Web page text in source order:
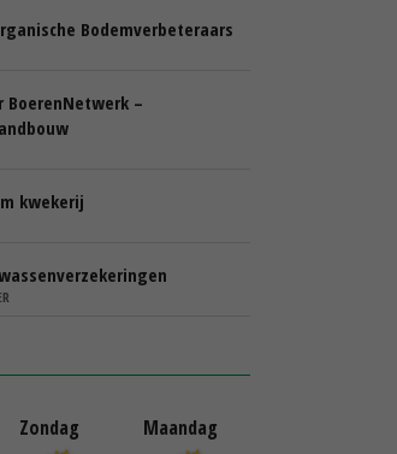
Bodemverbeteraars
BoerenNetwerk –
kwekerij
Zondag Maandag